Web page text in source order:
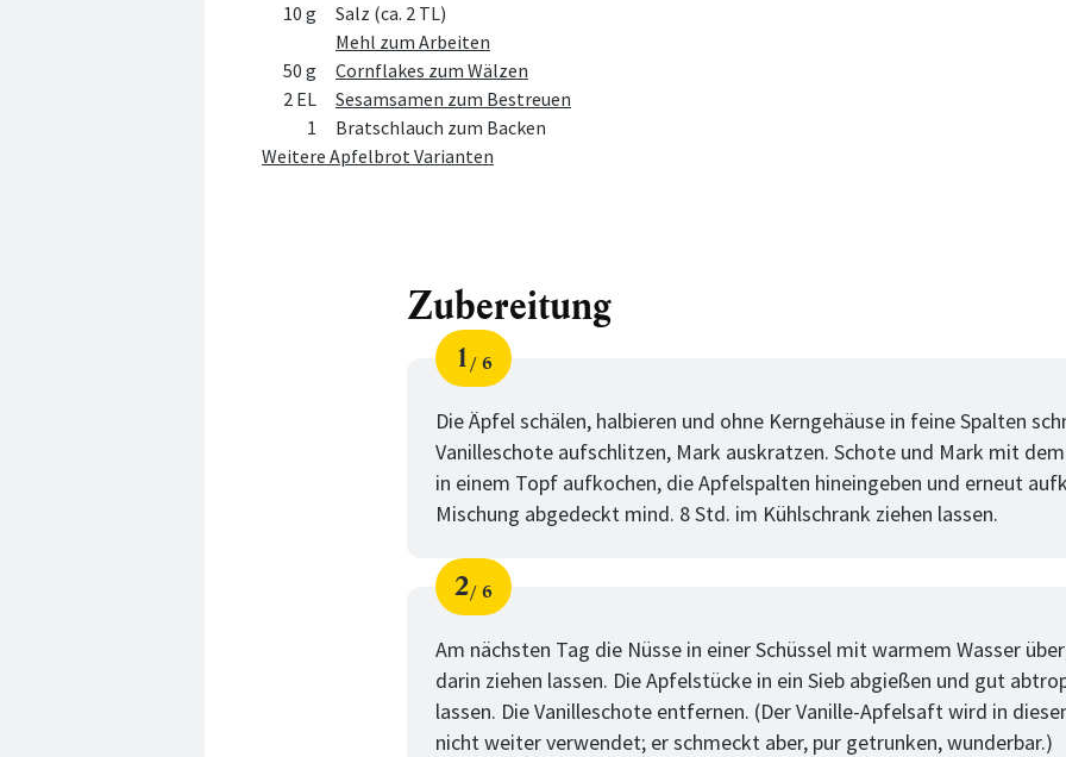
10 g
Salz (ca. 2 TL)
Mehl zum Arbeiten
50 g
Cornflakes zum Wälzen
2 EL
Sesamsamen zum Bestreuen
1
Bratschlauch zum Backen
Weitere Apfelbrot Varianten
Zubereitung
Schritt
1
von
6
Die Äpfel schälen, halbieren und ohne Kerngehäuse in feine Spalten
Vanilleschote aufschlitzen, Mark auskratzen. Schote und Mark mit
in einem Topf aufkochen, die Apfelspalten hineingeben und erneut
Mischung abgedeckt mind. 8 Std. im Kühlschrank ziehen lassen.
Schritt
2
von
6
Am nächsten Tag die Nüsse in einer Schüssel mit warmem Wasser
darin ziehen lassen. Die Apfelstücke in ein Sieb abgießen und gut
lassen. Die Vanilleschote entfernen. (Der Vanille-Apfelsaft wird in
nicht weiter verwendet; er schmeckt aber, pur getrunken, wunderbar.)